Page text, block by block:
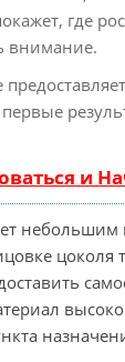
где
внимание.
первые
и
небольшим
цоколя